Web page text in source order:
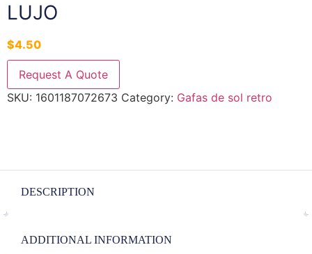
LUJO
$4.50
Request A Quote
SKU: 1601187072673 Category: Gafas de sol retro
DESCRIPTION
ADDITIONAL INFORMATION